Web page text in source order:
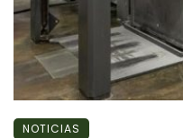
NOTICIAS